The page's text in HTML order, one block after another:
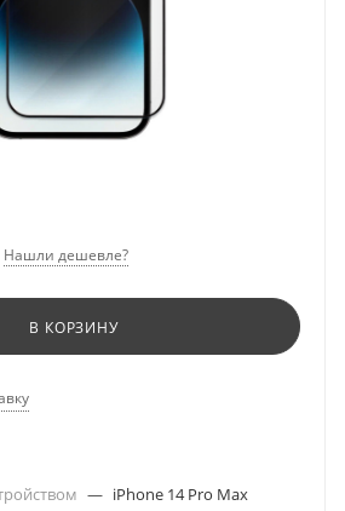
Нашли дешевле?
В КОРЗИНУ
— iPhone 14 Pro Max